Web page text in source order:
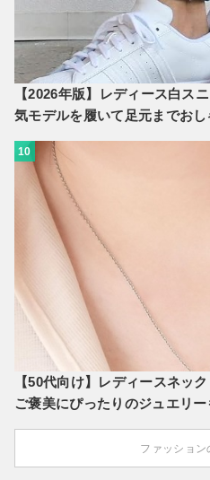
【2026年版】レディース白ス
気モデルを履いて足元までおし
10
【50代向け】レディースネッ
ご褒美にぴったりのジュエリ
ファッション